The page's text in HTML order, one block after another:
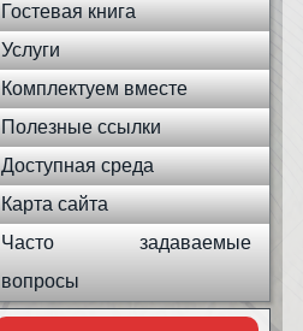
Гостевая книга
Услуги
Комплектуем вместе
Полезные ссылки
Доступная среда
Карта сайта
Часто задаваемые
вопросы